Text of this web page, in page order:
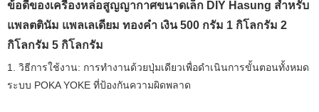
ข้อดีของเครื่องหล่อสูญญากาศขนาดเล็ก DIY Hasung สำหรับ
แพลตตินัม แพลเลเดียม ทองคำ เงิน 500 กรัม 1 กิโลกรัม 2
กิโลกรัม 5 กิโลกรัม
1. วิธีการใช้งาน: การทำงานด้วยปุ่มเดียวเพื่อดำเนินการขั้นตอนทั้งหมด
ระบบ POKA YOKE ที่ป้องกันความผิดพลาด